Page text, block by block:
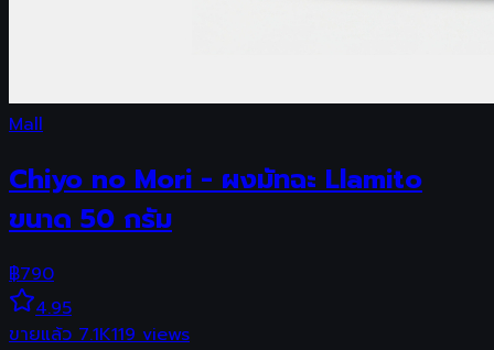
Mall
Chiyo no Mori - ผงมัทฉะ Llamito
ขนาด 50 กรัม
฿790
4.95
ขายแล้ว7.1K119views